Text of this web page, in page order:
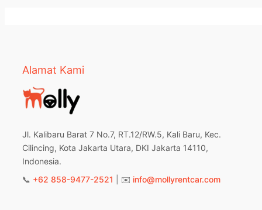
Alamat Kami
Jl. Kalibaru Barat 7 No.7, RT.12/RW.5, Kali Baru, Kec.
Cilincing, Kota Jakarta Utara, DKI Jakarta 14110,
Indonesia.
📞 +62 858-9477-2521 | ✉️ info@mollyrentcar.com